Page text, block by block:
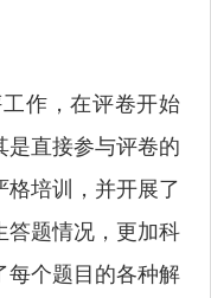
作，在评卷开始
直接参与评卷的
培训，并开展了
答题情况，更加科
每个题目的各种解